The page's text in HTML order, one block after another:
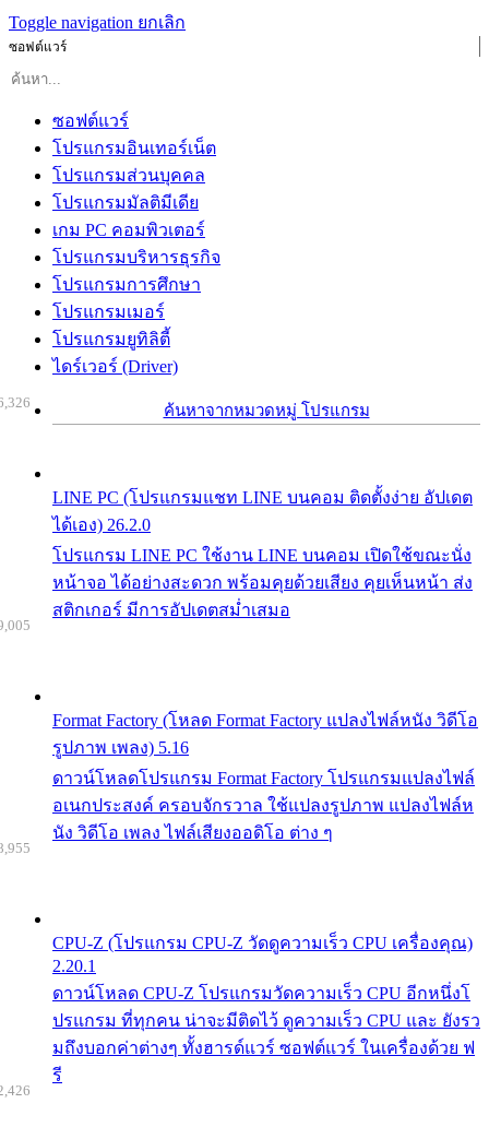
Toggle navigation ยกเลิก
ซอฟต์แวร์
ซอฟต์แวร์
โปรแกรมอินเทอร์เน็ต
โปรแกรมส่วนบุคคล
โปรแกรมมัลติมีเดีย
เกม PC คอมพิวเตอร์
โปรแกรมบริหารธุรกิจ
โปรแกรมการศึกษา
โปรแกรมเมอร์
โปรแกรมยูทิลิตี้
ไดร์เวอร์ (Driver)
ค้นหาจากหมวดหมู่ โปรแกรม
LINE PC (โปรแกรมแชท LINE บนคอม ติดตั้งง่าย อัปเดต
ได้เอง) 26.2.0
โปรแกรม LINE PC ใช้งาน LINE บนคอม เปิดใช้ขณะนั่ง
หน้าจอ ได้อย่างสะดวก พร้อมคุยด้วยเสียง คุยเห็นหน้า ส่ง
สติกเกอร์ มีการอัปเดตสม่ำเสมอ
Format Factory (โหลด Format Factory แปลงไฟล์หนัง วิดีโอ
รูปภาพ เพลง) 5.16
ดาวน์โหลดโปรแกรม Format Factory โปรแกรมแปลงไฟล์
อเนกประสงค์ ครอบจักรวาล ใช้แปลงรูปภาพ แปลงไฟล์ห
นัง วิดีโอ เพลง ไฟล์เสียงออดิโอ ต่าง ๆ
CPU-Z (โปรแกรม CPU-Z วัดดูความเร็ว CPU เครื่องคุณ)
2.20.1
ดาวน์โหลด CPU-Z โปรแกรมวัดความเร็ว CPU อีกหนึ่งโ
ปรแกรม ที่ทุกคน น่าจะมีติดไว้ ดูความเร็ว CPU และ ยังรว
มถึงบอกค่าต่างๆ ทั้งฮารด์แวร์ ซอฟต์แวร์ ในเครื่องด้วย ฟ
รี